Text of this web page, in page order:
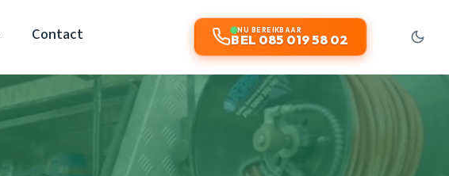
Contact NU BEREIKBAAR
BEL 085 019 58 02